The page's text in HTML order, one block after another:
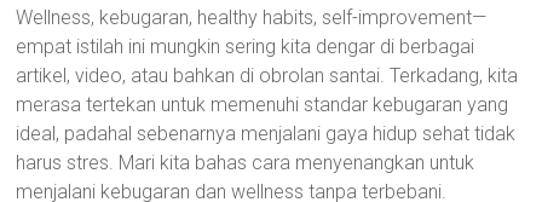
Wellness, kebugaran, healthy habits, self-improvement—
empat istilah ini mungkin sering kita dengar di berbagai
artikel, video, atau bahkan di obrolan santai. Terkadang, kita
merasa tertekan untuk memenuhi standar kebugaran yang
ideal, padahal sebenarnya menjalani gaya hidup sehat tidak
harus stres. Mari kita bahas cara menyenangkan untuk
menjalani kebugaran dan wellness tanpa terbebani.